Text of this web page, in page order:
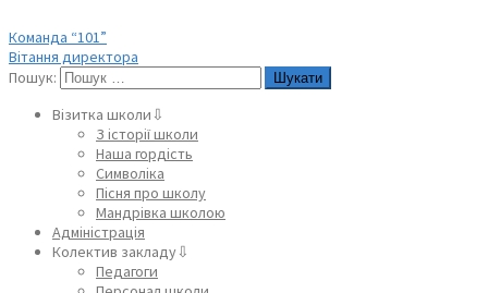
Команда “101”
Вітання директора
Пошук:
Візитка школи⇩
З історії школи
Наша гордість
Символіка
Пісня про школу
Мандрівка школою
Адміністрація
Колектив закладу⇩
Педагоги